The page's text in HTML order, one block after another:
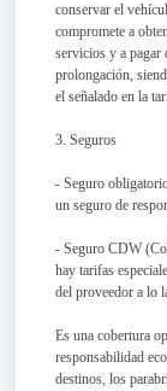
conservar el
compromete a
servicios y a pagar
prolongación,
el señalado en la
3. Seguros
- Seguro
un seguro de
- Seguro CDW
hay tarifas
del proveedor a lo
Es una cobertura
responsabilidad
destinos, los